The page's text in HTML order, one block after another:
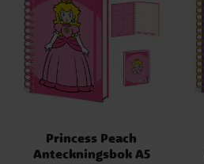
Princess Peach
Anteckningsbok A5